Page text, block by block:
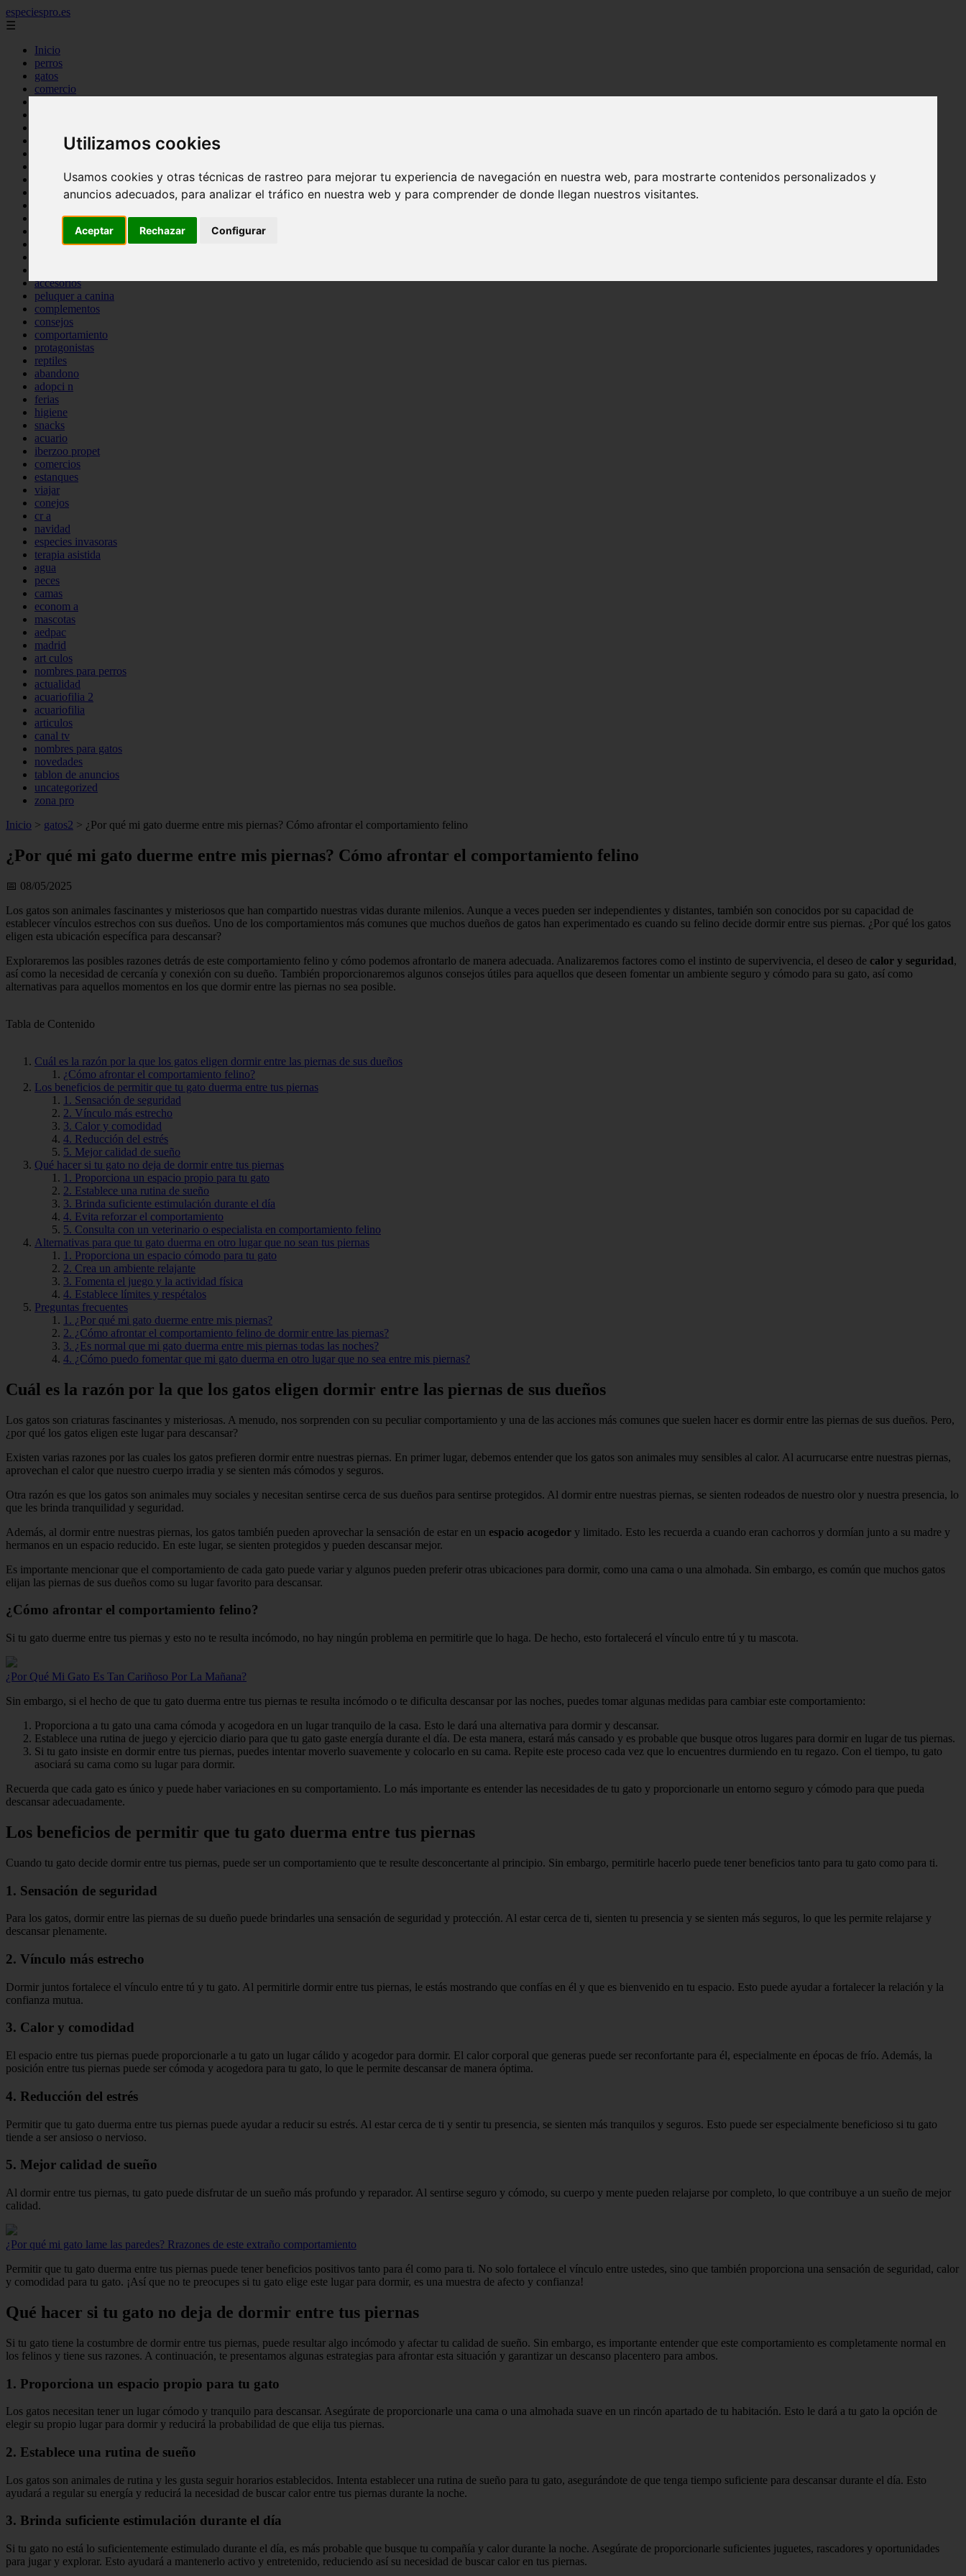
Utilizamos cookies
Usamos cookies y otras técnicas de rastreo para mejorar tu experiencia de navegación en nuestra web, para mostrarte contenidos personalizados y
anuncios adecuados, para analizar el tráfico en nuestra web y para comprender de donde llegan nuestros visitantes.
Aceptar Rechazar Configurar
especiespro.es
☰
Inicio
perros
gatos
comercio
tenencia responsable
mantenimiento
bienestar
peque os mam feros
verano
accesorios
peluquer a canina
complementos
consejos
comportamiento
protagonistas
reptiles
abandono
adopci n
ferias
higiene
snacks
acuario
iberzoo propet
comercios
estanques
viajar
conejos
cr a
navidad
especies invasoras
terapia asistida
agua
peces
camas
econom a
mascotas
aedpac
madrid
art culos
nombres para perros
actualidad
acuariofilia 2
acuariofilia
articulos
canal tv
nombres para gatos
novedades
tablon de anuncios
uncategorized
zona pro
Inicio > gatos2 > ¿Por qué mi gato duerme entre mis piernas? Cómo afrontar el comportamiento felino
¿Por qué mi gato duerme entre mis piernas? Cómo afrontar el comportamiento felino
📅 08/05/2025
Los gatos son animales fascinantes y misteriosos que han compartido nuestras vidas durante milenios. Aunque a veces pueden ser independientes y distantes, también son conocidos por su capacidad de
establecer vínculos estrechos con sus dueños. Uno de los comportamientos más comunes que muchos dueños de gatos han experimentado es cuando su felino decide dormir entre sus piernas. ¿Por qué los gatos
eligen esta ubicación específica para descansar?
Exploraremos las posibles razones detrás de este comportamiento felino y cómo podemos afrontarlo de manera adecuada. Analizaremos factores como el instinto de supervivencia, el deseo de calor y seguridad,
así como la necesidad de cercanía y conexión con su dueño. También proporcionaremos algunos consejos útiles para aquellos que deseen fomentar un ambiente seguro y cómodo para su gato, así como
alternativas para aquellos momentos en los que dormir entre las piernas no sea posible.
Tabla de Contenido
Cuál es la razón por la que los gatos eligen dormir entre las piernas de sus dueños
¿Cómo afrontar el comportamiento felino?
Los beneficios de permitir que tu gato duerma entre tus piernas
1. Sensación de seguridad
2. Vínculo más estrecho
3. Calor y comodidad
4. Reducción del estrés
5. Mejor calidad de sueño
Qué hacer si tu gato no deja de dormir entre tus piernas
1. Proporciona un espacio propio para tu gato
2. Establece una rutina de sueño
3. Brinda suficiente estimulación durante el día
4. Evita reforzar el comportamiento
5. Consulta con un veterinario o especialista en comportamiento felino
Alternativas para que tu gato duerma en otro lugar que no sean tus piernas
1. Proporciona un espacio cómodo para tu gato
2. Crea un ambiente relajante
3. Fomenta el juego y la actividad física
4. Establece límites y respétalos
Preguntas frecuentes
1. ¿Por qué mi gato duerme entre mis piernas?
2. ¿Cómo afrontar el comportamiento felino de dormir entre las piernas?
3. ¿Es normal que mi gato duerma entre mis piernas todas las noches?
4. ¿Cómo puedo fomentar que mi gato duerma en otro lugar que no sea entre mis piernas?
Cuál es la razón por la que los gatos eligen dormir entre las piernas de sus dueños
Los gatos son criaturas fascinantes y misteriosas. A menudo, nos sorprenden con su peculiar comportamiento y una de las acciones más comunes que suelen hacer es dormir entre las piernas de sus dueños. Pero,
¿por qué los gatos eligen este lugar para descansar?
Existen varias razones por las cuales los gatos prefieren dormir entre nuestras piernas. En primer lugar, debemos entender que los gatos son animales muy sensibles al calor. Al acurrucarse entre nuestras piernas,
aprovechan el calor que nuestro cuerpo irradia y se sienten más cómodos y seguros.
Otra razón es que los gatos son animales muy sociales y necesitan sentirse cerca de sus dueños para sentirse protegidos. Al dormir entre nuestras piernas, se sienten rodeados de nuestro olor y nuestra presencia, lo
que les brinda tranquilidad y seguridad.
Además, al dormir entre nuestras piernas, los gatos también pueden aprovechar la sensación de estar en un espacio acogedor y limitado. Esto les recuerda a cuando eran cachorros y dormían junto a su madre y
hermanos en un espacio reducido. En este lugar, se sienten protegidos y pueden descansar mejor.
Es importante mencionar que el comportamiento de cada gato puede variar y algunos pueden preferir otras ubicaciones para dormir, como una cama o una almohada. Sin embargo, es común que muchos gatos
elijan las piernas de sus dueños como su lugar favorito para descansar.
¿Cómo afrontar el comportamiento felino?
Si tu gato duerme entre tus piernas y esto no te resulta incómodo, no hay ningún problema en permitirle que lo haga. De hecho, esto fortalecerá el vínculo entre tú y tu mascota.
¿Por Qué Mi Gato Es Tan Cariñoso Por La Mañana?
Sin embargo, si el hecho de que tu gato duerma entre tus piernas te resulta incómodo o te dificulta descansar por las noches, puedes tomar algunas medidas para cambiar este comportamiento:
Proporciona a tu gato una cama cómoda y acogedora en un lugar tranquilo de la casa. Esto le dará una alternativa para dormir y descansar.
Establece una rutina de juego y ejercicio diario para que tu gato gaste energía durante el día. De esta manera, estará más cansado y es probable que busque otros lugares para dormir en lugar de tus piernas.
Si tu gato insiste en dormir entre tus piernas, puedes intentar moverlo suavemente y colocarlo en su cama. Repite este proceso cada vez que lo encuentres durmiendo en tu regazo. Con el tiempo, tu gato
asociará su cama como su lugar para dormir.
Recuerda que cada gato es único y puede haber variaciones en su comportamiento. Lo más importante es entender las necesidades de tu gato y proporcionarle un entorno seguro y cómodo para que pueda
descansar adecuadamente.
Los beneficios de permitir que tu gato duerma entre tus piernas
Cuando tu gato decide dormir entre tus piernas, puede ser un comportamiento que te resulte desconcertante al principio. Sin embargo, permitirle hacerlo puede tener beneficios tanto para tu gato como para ti.
1. Sensación de seguridad
Para los gatos, dormir entre las piernas de su dueño puede brindarles una sensación de seguridad y protección. Al estar cerca de ti, sienten tu presencia y se sienten más seguros, lo que les permite relajarse y
descansar plenamente.
2. Vínculo más estrecho
Dormir juntos fortalece el vínculo entre tú y tu gato. Al permitirle dormir entre tus piernas, le estás mostrando que confías en él y que es bienvenido en tu espacio. Esto puede ayudar a fortalecer la relación y la
confianza mutua.
3. Calor y comodidad
El espacio entre tus piernas puede proporcionarle a tu gato un lugar cálido y acogedor para dormir. El calor corporal que generas puede ser reconfortante para él, especialmente en épocas de frío. Además, la
posición entre tus piernas puede ser cómoda y acogedora para tu gato, lo que le permite descansar de manera óptima.
4. Reducción del estrés
Permitir que tu gato duerma entre tus piernas puede ayudar a reducir su estrés. Al estar cerca de ti y sentir tu presencia, se sienten más tranquilos y seguros. Esto puede ser especialmente beneficioso si tu gato
tiende a ser ansioso o nervioso.
5. Mejor calidad de sueño
Al dormir entre tus piernas, tu gato puede disfrutar de un sueño más profundo y reparador. Al sentirse seguro y cómodo, su cuerpo y mente pueden relajarse por completo, lo que contribuye a un sueño de mejor
calidad.
¿Por qué mi gato lame las paredes? Rrazones de este extraño comportamiento
Permitir que tu gato duerma entre tus piernas puede tener beneficios positivos tanto para él como para ti. No solo fortalece el vínculo entre ustedes, sino que también proporciona una sensación de seguridad, calor
y comodidad para tu gato. ¡Así que no te preocupes si tu gato elige este lugar para dormir, es una muestra de afecto y confianza!
Qué hacer si tu gato no deja de dormir entre tus piernas
Si tu gato tiene la costumbre de dormir entre tus piernas, puede resultar algo incómodo y afectar tu calidad de sueño. Sin embargo, es importante entender que este comportamiento es completamente normal en
los felinos y tiene sus razones. A continuación, te presentamos algunas estrategias para afrontar esta situación y garantizar un descanso placentero para ambos.
1. Proporciona un espacio propio para tu gato
Los gatos necesitan tener un lugar cómodo y tranquilo para descansar. Asegúrate de proporcionarle una cama o una almohada suave en un rincón apartado de tu habitación. Esto le dará a tu gato la opción de
elegir su propio lugar para dormir y reducirá la probabilidad de que elija tus piernas.
2. Establece una rutina de sueño
Los gatos son animales de rutina y les gusta seguir horarios establecidos. Intenta establecer una rutina de sueño para tu gato, asegurándote de que tenga tiempo suficiente para descansar durante el día. Esto
ayudará a regular su energía y reducirá la necesidad de buscar calor entre tus piernas durante la noche.
3. Brinda suficiente estimulación durante el día
Si tu gato no está lo suficientemente estimulado durante el día, es más probable que busque tu compañía y calor durante la noche. Asegúrate de proporcionarle suficientes juguetes, rascadores y oportunidades
para jugar y explorar. Esto ayudará a mantenerlo activo y entretenido, reduciendo así su necesidad de buscar calor en tus piernas.